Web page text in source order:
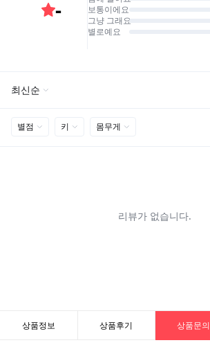
상품정보 상품후기 상품문의